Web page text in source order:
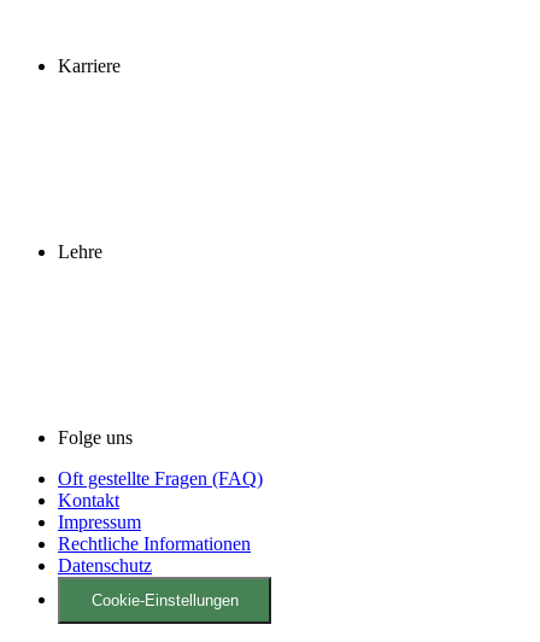
Karriere
Lehre
Folge uns
Oft gestellte Fragen (FAQ)
Kontakt
Impressum
Rechtliche Informationen
Datenschutz
Cookie-Einstellungen